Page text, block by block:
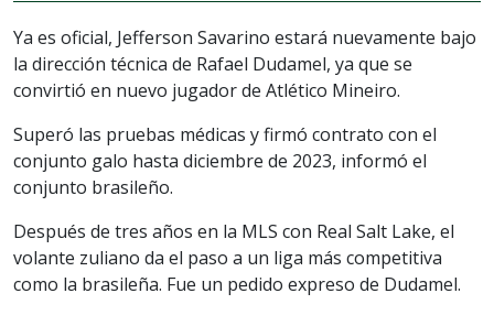
Ya es oficial, Jefferson Savarino estará nuevamente bajo
la dirección técnica de Rafael Dudamel, ya que se
convirtió en nuevo jugador de Atlético Mineiro.
Superó las pruebas médicas y firmó contrato con el
conjunto galo hasta diciembre de 2023, informó el
conjunto brasileño.
Después de tres años en la MLS con Real Salt Lake, el
volante zuliano da el paso a un liga más competitiva
como la brasileña. Fue un pedido expreso de Dudamel.